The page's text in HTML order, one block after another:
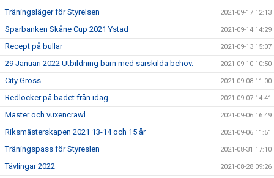
Träningsläger för Styrelsen 2021-09-17 12:13
Sparbanken Skåne Cup 2021 Ystad 2021-09-14 14:29
Recept på bullar 2021-09-13 15:07
29 Januari 2022 Utbildning barn med särskilda behov. 2021-09-10 10:50
City Gross 2021-09-08 11:00
Redlocker på badet från idag. 2021-09-07 14:41
Master och vuxencrawl 2021-09-06 16:49
Riksmästerskapen 2021 13-14 och 15 år 2021-09-06 11:51
Träningspass för Styreslen 2021-08-31 17:10
Tävlingar 2022 2021-08-28 09:26